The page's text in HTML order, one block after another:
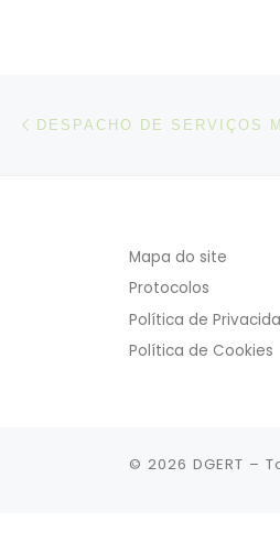
Post navigation
Mapa do site
Protocolos
Política de
Política de Cookies
© 2026 DGERT –